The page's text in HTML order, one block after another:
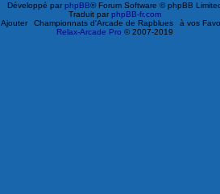
Développé parphpBB® Forum Software © phpBB
Traduit parphpBB-fr.com
Ajouter
Championnats d'Arcade de Rapblues
à vos
Relax-Arcade Pro © 2007-2019